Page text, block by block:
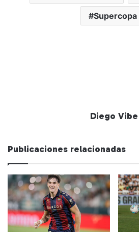
Supercopa
Diego Vibe
Publicaciones relacionadas